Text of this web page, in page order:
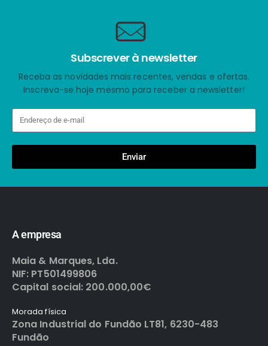
Subscrever à newsletter
Receba as novidades mais recentes, vendas e ofertas.
Inscreva-se hoje mesmo para receber a newsletter!
Enviar
A empresa
Maia & Marques, Lda.
NIF: PT501499806
Capital social: 200.000,00€
Morada física
Zona Industrial do Fundão LT81, 6230-483
Fundão